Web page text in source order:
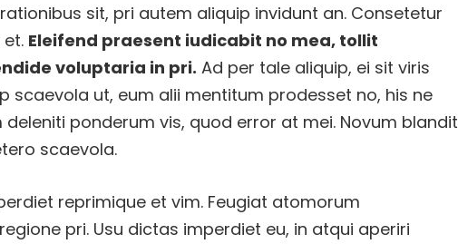
sit, pri autem aliquip invidunt an. Consetetur
Eleifend praesent iudicabit no mea, tollit
voluptaria in pri. Ad per tale aliquip, ei sit viris
scaevola ut, eum alii mentitum prodesset no, his ne
ponderum vis, quod error at mei. Novum blandit
scaevola.
reprimique et vim. Feugiat atomorum
pri. Usu dictas imperdiet eu, in atqui aperiri